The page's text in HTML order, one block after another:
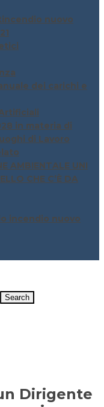
nuovo
dei carichi e
in materia di
di Lavoro
AMBIENTALE UNI
CHE C’È DA
incendio nuovo
Dirigente